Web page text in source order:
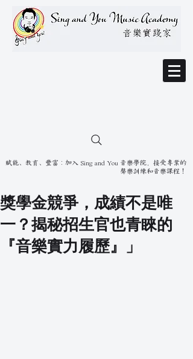
賦能、教育、豐富：加入 Sing and You 音樂學院，接受專業的
聲樂訓練和音樂課程！
獎學金競爭，成績不是唯
一？揭秘招生官也青睞的
『音樂實力履歷』」